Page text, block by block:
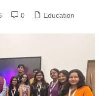
0 Education